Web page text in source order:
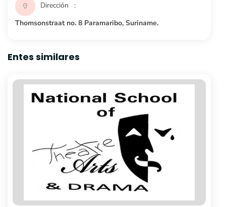
Dirección
Thomsonstraat no. 8 Paramaribo, Suriname.
Entes similares